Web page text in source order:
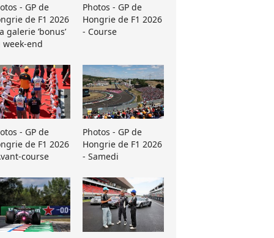
- GP de
de F1 2026
galerie ’bonus’
week-end
Photos - GP de
Hongrie de F1 2026
- Course
- GP de
de F1 2026
course
Photos - GP de
Hongrie de F1 2026
- Samedi